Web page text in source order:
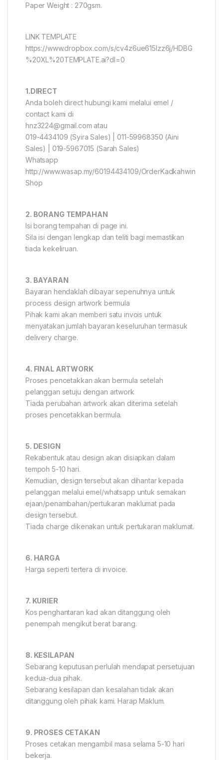
Paper Weight : 270gsm.
LINK TEMPLATE
https://www.dropbox.com/s/cv4z6ue615lzz6j/HDBG
%20XL%20TEMPLATE.ai?dl=0
1.DIRECT
Anda boleh direct hubungi kami melalui emel /
contact kami di
hnz3224@gmail.com atau
019-4434109 (Syira Sales) | 011-59968350 (Aini
Sales) | 019-5967015 (Sarah Sales)
Whatsapp
http://www.wasap.my/60194434109/OrderKadkahwin
Shop
2. BORANG TEMPAHAN
Isi borang tempahan di page ini.
Sila isi dengan lengkap dan teliti bagi memastikan
tiada kekeliruan.
3. BAYARAN
Bayaran hendaklah dibayar sepenuhnya untuk
process design artwork bermula
Pihak kami akan memberi satu invois untuk
menyatakan jumlah bayaran keseluruhan termasuk
delivery charge.
4. FINAL ARTWORK
Proses pencetakkan akan bermula setelah
pelanggan setuju dengan artwork
Tiada perubahan artwork akan diterima setelah
proses pencetakkan bermula.
5. DESIGN
Rekabentuk atau design akan disiapkan dalam
tempoh 5-10 hari.
Kemudian, design tersebut akan dihantar kepada
pelanggan melalui emel/whatsapp untuk semakan
ejaan/penambahan/pertukaran maklumat pada
design tersebut.
Tiada charge dikenakan untuk pertukaran maklumat.
6. HARGA
Harga seperti tertera di invoice.
7. KURIER
Kos penghantaran kad akan ditanggung oleh
penempah mengikut berat barang.
8. KESILAPAN
Sebarang keputusan perlulah mendapat persetujuan
kedua-dua pihak.
Sebarang kesilapan dan kesalahan tidak akan
ditanggung oleh pihak kami. Harap Maklum.
9. PROSES CETAKAN
Proses cetakan mengambil masa selama 5-10 hari
bekerja.